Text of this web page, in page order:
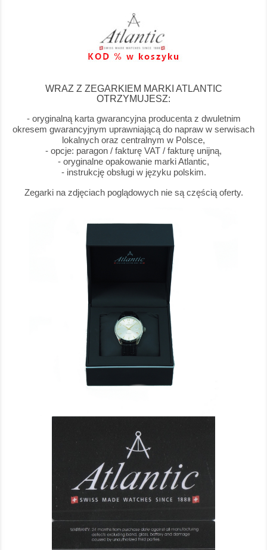
WRAZ Z ZEGARKIEM MARKI ATLANTIC
OTRZYMUJESZ:
- oryginalną karta gwarancyjna producenta z dwuletnim
okresem gwarancyjnym uprawniającą do napraw w serwisach
lokalnych oraz centralnym w Polsce,
- opcje: paragon / fakturę VAT / fakturę unijną,
- oryginalne opakowanie marki Atlantic,
- instrukcję obsługi w języku polskim.
Zegarki na zdjęciach poglądowych nie są częścią oferty.